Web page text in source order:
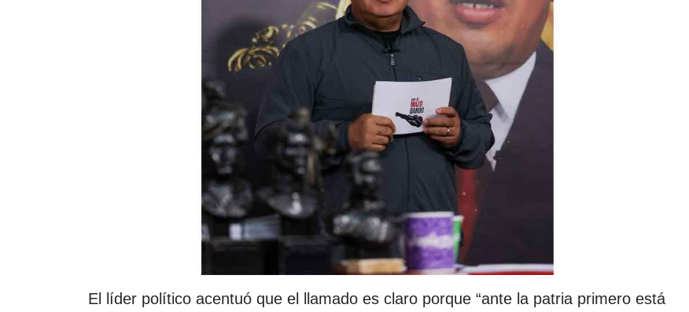
El líder político acentuó que el llamado es claro porque “ante la patria primero está